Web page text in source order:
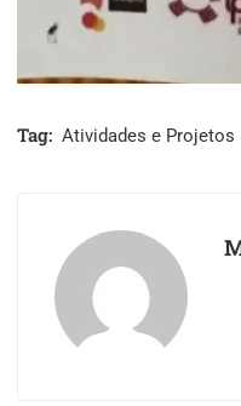
Tag: Atividades e Projetos